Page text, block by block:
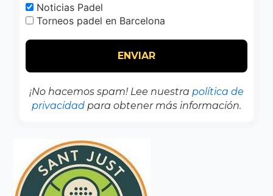
Noticias Padel
Torneos padel en Barcelona
¡No hacemos spam! Lee nuestra política de
privacidad para obtener más información.